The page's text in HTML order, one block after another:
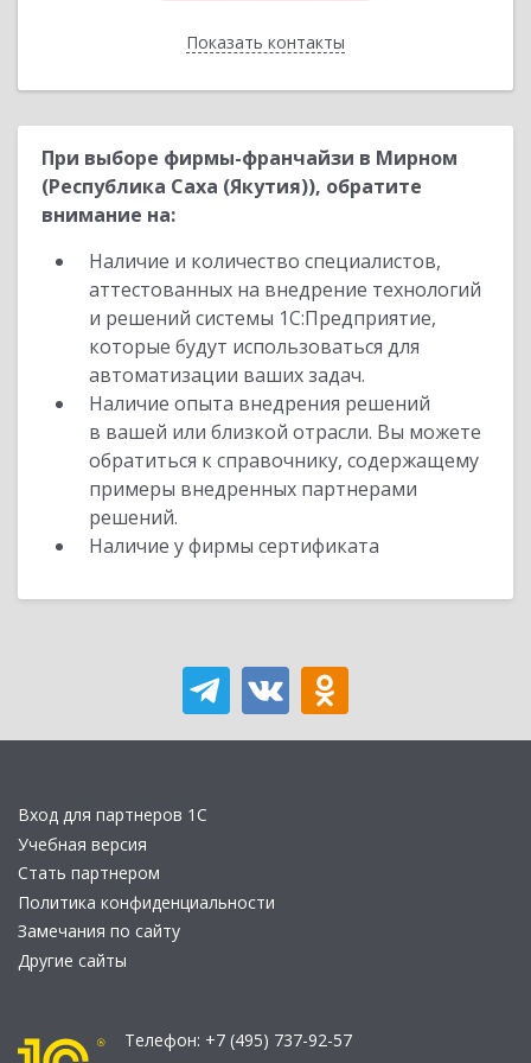
Показать контакты
Назад
При выборе фирмы-франчайзи в Мирном
(Республика Саха (Якутия)), обратите
внимание на:
Наличие и количество специалистов,
аттестованных на внедрение технологий
и решений системы 1С:Предприятие,
которые будут использоваться для
автоматизации ваших задач.
Наличие опыта внедрения решений
в вашей или близкой отрасли. Вы можете
обратиться к справочнику, содержащему
примеры внедренных партнерами
решений.
Наличие у фирмы сертификата
Вход для партнеров 1С
Учебная версия
Стать партнером
Политика конфиденциальности
Замечания по сайту
Другие сайты
Телефон: +7 (495) 737-92-57